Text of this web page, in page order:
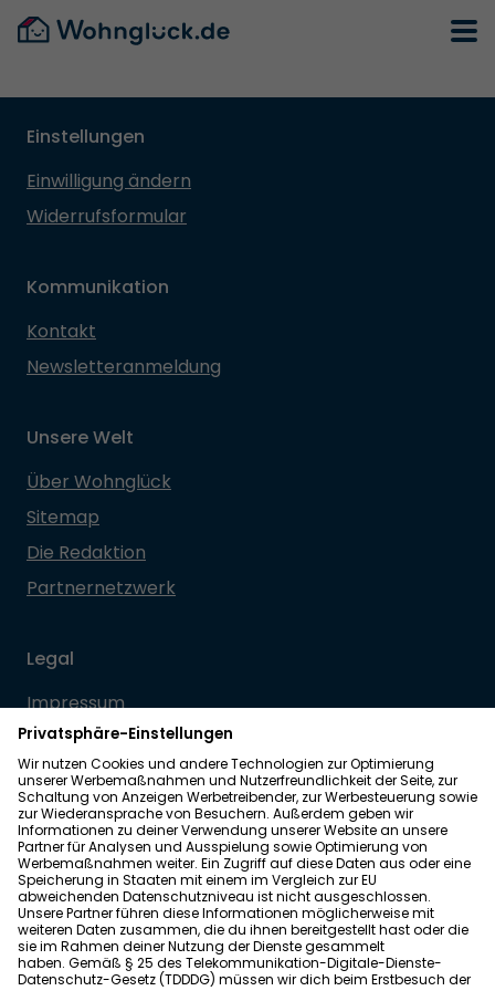
Einstellungen
Einwilligung ändern
Widerrufsformular
Kommunikation
Kontakt
Newsletteranmeldung
Unsere Welt
Über Wohnglück
Sitemap
Die Redaktion
Partnernetzwerk
Legal
Impressum
Datenschutz
Allgemeine Geschäftsbedingungen
Barrierefreiheit